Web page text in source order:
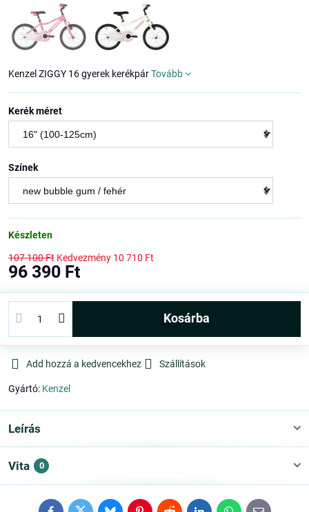
Kenzel ZIGGY 16 gyerek kerékpárTovább
Kerék méret
Színek
Készleten
107 100 Ft Kedvezmény 10 710 Ft
96 390 Ft
kosárba
Add hozzá a kedvencekhez Szállítások
Gyártó: Kenzel
Leírás
Vita 0